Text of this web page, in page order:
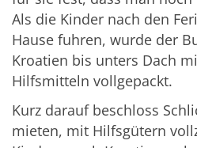
Als die Kinder nach den
Hause fuhren, wurde der
Kroatien bis unters Dach
Hilfsmitteln vollgepackt.
Kurz darauf beschloss
mieten, mit Hilfsgütern